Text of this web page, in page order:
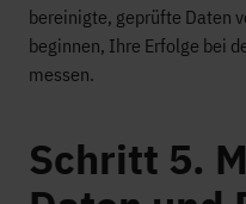
bereinigte, geprüfte Daten
beginnen, Ihre Erfolge bei
messen.
Schritt 5.